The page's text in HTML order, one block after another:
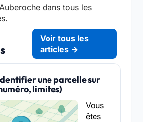
dans tous les
Voir tous les
articles →
une parcelle sur
limites)
Vous
êtes